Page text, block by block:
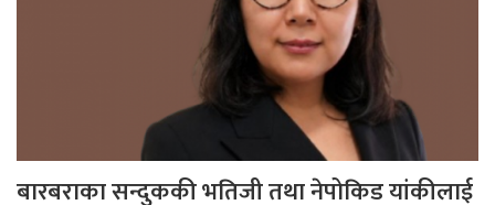
बारबराका सन्दुककी भतिजी तथा नेपोकिड यांकीलाई